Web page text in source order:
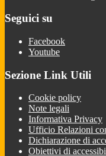
Seguici su
Facebook
Youtube
Sezione Link Utili
Cookie policy
Note legali
Informativa Privacy
Ufficio Relazioni
Dichiarazione di
Obiettivi di